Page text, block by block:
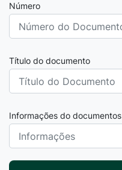
Número
Título do documento
Informações do documentos